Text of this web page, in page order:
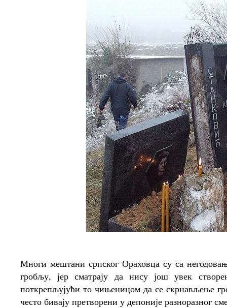
Многи мештани српског Ораховца су са
гробљу, јер сматрају да нису још увек
поткрепљујући то чињеницом да се скрнављење
често бивају претворени у депоније разноразног